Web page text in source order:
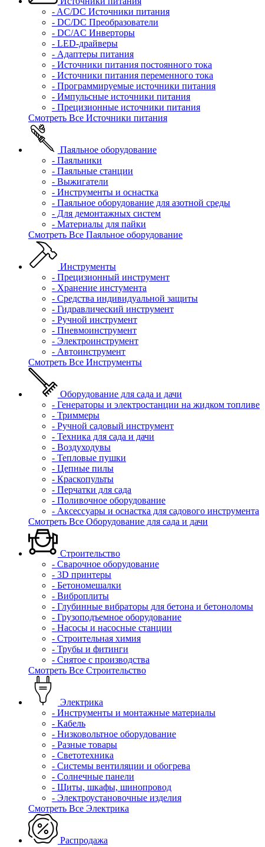
- AC/DC Источники питания
- DC/DC Преобразователи
- DC/AC Инверторы
- LED-драйверы
- Адаптеры питания
- Источники питания постоянного тока
- Источники питания переменного тока
- Программируемые источники питания
- Импульсные источники питания
- Прецизионные источники питания
Смотреть Все Источники питания
Паяльное оборудование
- Паяльники
- Паяльные станции
- Выжигатели
- Инструменты и оснастка
- Паяльное оборудование для азотной среды
- Для демонтажных систем
- Материалы для пайки
Смотреть Все Паяльное оборудование
Инструменты
- Прецизионный инструмент
- Хранение инстумента
- Средства индивидуальной защиты
- Гидравлический инструмент
- Ручной инструмент
- Пневмоинструмент
- Электроинструмент
- Автоинструмент
Смотреть Все Инструменты
Оборудование для сада и дачи
- Генераторы и электростанции на жидком топливе
- Триммеры
- Ручной садовый инструмент
- Техника для сада и дачи
- Воздуходувы
- Тепловые пушки
- Цепные пилы
- Краскопульты
- Перчатки для сада
- Поливочное оборудование
- Аксессуары и оснастка для садового инструмента
Смотреть Все Оборудование для сада и дачи
Строительство
- Сварочное оборудование
- 3D принтеры
- Бетономешалки
- Виброплиты
- Глубинные вибраторы для бетона и бетоноломы
- Грузоподъемное оборудование
- Насосы и насосные станции
- Строительная химия
- Трубы и фитинги
- Снятое с производства
Смотреть Все Строительство
Электрика
- Инструменты и монтажные материалы
- Кабель
- Низковольтное оборудование
- Разные товары
- Светотехника
- Системы вентиляции и обогрева
- Солнечные панели
- Щиты, шкафы, шинопровод
- Электроустановочные изделия
Смотреть Все Электрика
Распродажа